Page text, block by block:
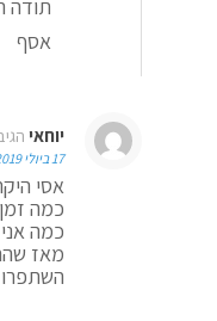
תודה
אסף
יוחאי
17 ביולי 2019 בשעה 8:59
אסי
כמה זמן
כמה
מאז